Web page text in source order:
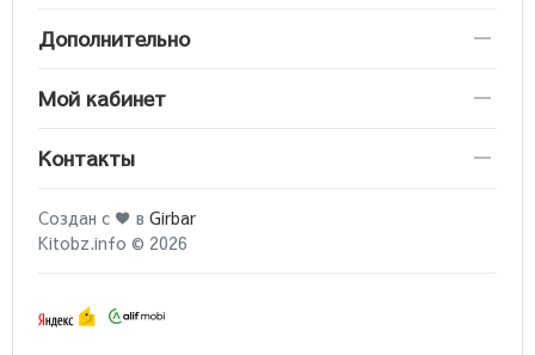
Дополнительно
Мой кабинет
Контакты
Создан с ♥ в Girbar
Kitobz.info © 2026